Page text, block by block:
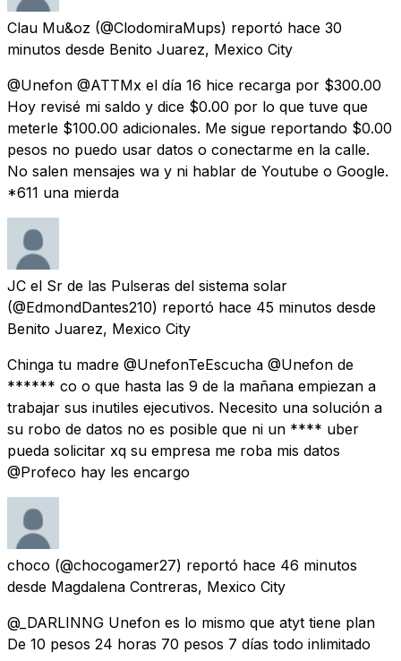
Clau Mu&oz (@ClodomiraMups) reportó hace 30
minutos desde Benito Juarez, Mexico City
@Unefon @ATTMx el día 16 hice recarga por $300.00
Hoy revisé mi saldo y dice $0.00 por lo que tuve que
meterle $100.00 adicionales. Me sigue reportando $0.00
pesos no puedo usar datos o conectarme en la calle.
No salen mensajes wa y ni hablar de Youtube o Google.
*611 una mierda
JC el Sr de las Pulseras del sistema solar
(@EdmondDantes210) reportó hace 45 minutos desde
Benito Juarez, Mexico City
Chinga tu madre @UnefonTeEscucha @Unefon de
****** co o que hasta las 9 de la mañana empiezan a
trabajar sus inutiles ejecutivos. Necesito una solución a
su robo de datos no es posible que ni un **** uber
pueda solicitar xq su empresa me roba mis datos
@Profeco hay les encargo
choco (@chocogamer27) reportó hace 46 minutos
desde Magdalena Contreras, Mexico City
@_DARLINNG Unefon es lo mismo que atyt tiene plan
De 10 pesos 24 horas 70 pesos 7 días todo inlimitado